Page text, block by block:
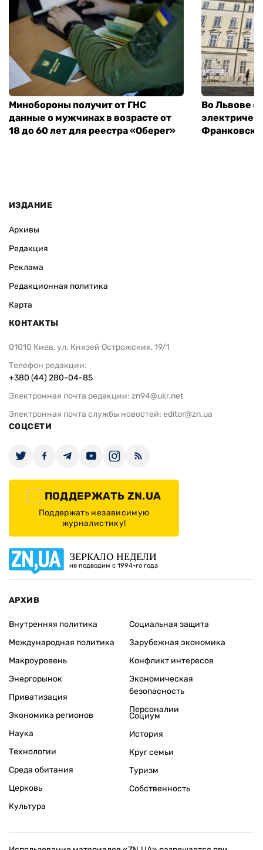
Минобороны получит от ГНС
данные о мужчинах в возрасте от
18 до 60 лет для реестра «Оберег»
Во Львове
ИЗДАНИЕ
Архивы
Редакция
Реклама
Редакционная политика
Карта
КОНТАКТЫ
01010 Киев, ул. Князей Острожских, 19/1
Телефон редакции:
+380 (44) 280-04-85
Электронная почта редакции: zn94@ukr.net
Электронная почта службы новостей: editor@zn.ua
СОЦСЕТИ
ПОДДЕРЖАТЬ ZN.UA
Поддержать независимую
журналистику!
ЗЕРКАЛО НЕДЕЛИ
не подводим с 1994-го года
АРХИВ
Внутренняя политика
Международная политика
Макроуровень
Энергорынок
Приватизация
Экономика регионов
Социальная защита
Зарубежная экономика
Конфликт интересов
Экономическая
безопасность
Персоналии
Наука
Технологии
Среда обитания
Церковь
Культура
Социум
История
Круг семьи
Туризм
Собственность